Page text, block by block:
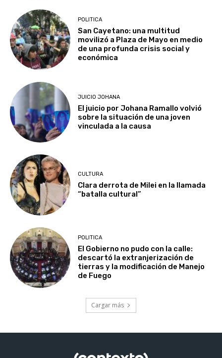
POLITICA
San Cayetano: una multitud
movilizó a Plaza de Mayo en medio
de una profunda crisis social y
económica
JUICIO JOHANA
El juicio por Johana Ramallo volvió
sobre la situación de una joven
vinculada a la causa
CULTURA
Clara derrota de Milei en la llamada
“batalla cultural”
POLITICA
El Gobierno no pudo con la calle:
descartó la extranjerización de
tierras y la modificación de Manejo
de Fuego
Cargar más